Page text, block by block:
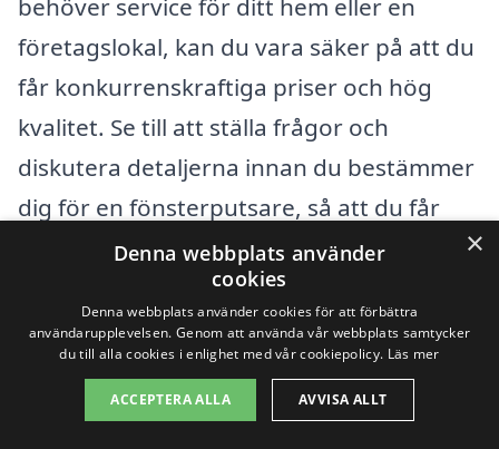
behöver service för ditt hem eller en
företagslokal, kan du vara säker på att du
får konkurrenskraftiga priser och hög
kvalitet. Se till att ställa frågor och
diskutera detaljerna innan du bestämmer
dig för en fönsterputsare, så att du får
den bästa möjliga servicen för ditt behov.
Få 3 erbjudanden, gratis och utan
förpliktelser
×
Denna webbplats använder
cookies
Denna webbplats använder cookies för att förbättra
användarupplevelsen. Genom att använda vår webbplats samtycker
du till alla cookies i enlighet med vår cookiepolicy. Läs mer
ACCEPTERA ALLA AVVISA ALLT